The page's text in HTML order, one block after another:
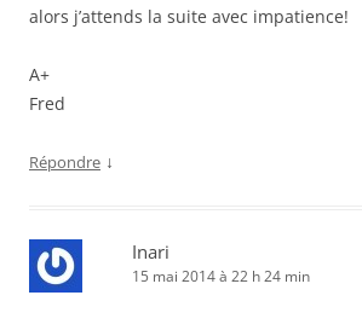
alors j’attends la suite avec impatience!
A+
Fred
Répondre ↓
Inari
15 mai 2014 à 22 h 24 min